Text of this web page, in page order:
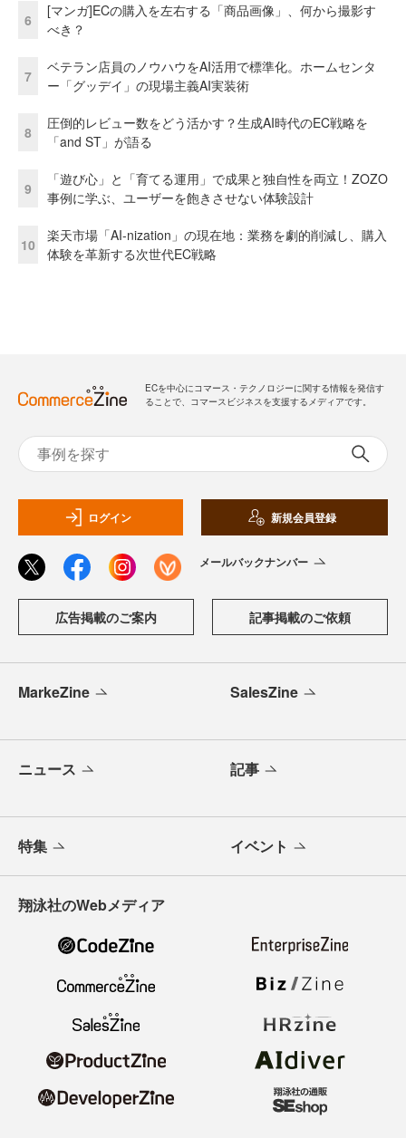
6
[マンガ]ECの購入を左右する「商品画像」、何から撮影す
べき？
7
ベテラン店員のノウハウをAI活用で標準化。ホームセンタ
ー「グッデイ」の現場主義AI実装術
8
圧倒的レビュー数をどう活かす？生成AI時代のEC戦略を
「and ST」が語る
9
「遊び心」と「育てる運用」で成果と独自性を両立！ZOZO
事例に学ぶ、ユーザーを飽きさせない体験設計
10
楽天市場「AI-nization」の現在地：業務を劇的削減し、購入
体験を革新する次世代EC戦略
ECを中心にコマース・テクノロジーに関する情報を発信す
ることで、コマースビジネスを支援するメディアです。
ログイン 新規会員登録
メールバックナンバー
広告掲載のご案内 記事掲載のご依頼
MarkeZine SalesZine
ニュース 記事
特集 イベント
翔泳社のWebメディア